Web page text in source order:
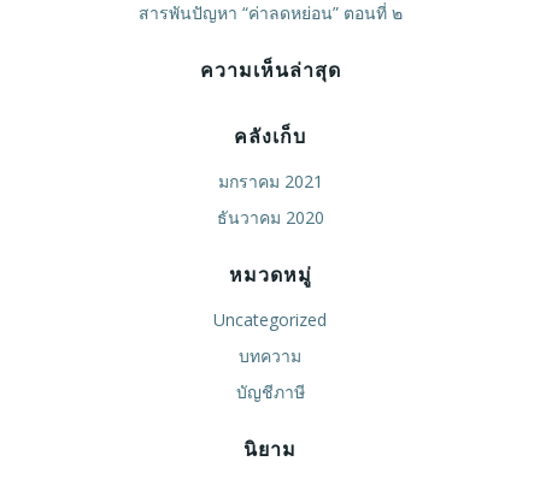
สารพันปัญหา “ค่าลดหย่อน” ตอนที่ ๒
ความเห็นล่าสุด
คลังเก็บ
มกราคม 2021
ธันวาคม 2020
หมวดหมู่
Uncategorized
บทความ
บัญชีภาษี
นิยาม